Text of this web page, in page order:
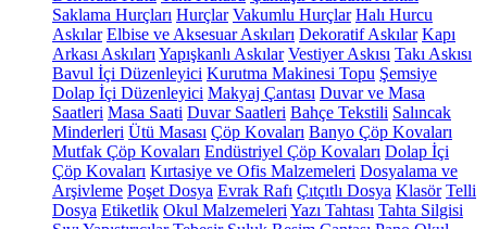
Saklama Hurçları Hurçlar Vakumlu Hurçlar Halı Hurcu
Askılar Elbise ve Aksesuar Askıları Dekoratif Askılar Kapı
Arkası Askıları Yapışkanlı Askılar Vestiyer Askısı Takı Askısı
Bavul İçi Düzenleyici Kurutma Makinesi Topu Şemsiye
Dolap İçi Düzenleyici Makyaj Çantası Duvar ve Masa
Saatleri Masa Saati Duvar Saatleri Bahçe Tekstili Salıncak
Minderleri Ütü Masası Çöp Kovaları Banyo Çöp Kovaları
Mutfak Çöp Kovaları Endüstriyel Çöp Kovaları Dolap İçi
Çöp Kovaları Kırtasiye ve Ofis Malzemeleri Dosyalama ve
Arşivleme Poşet Dosya Evrak Rafı Çıtçıtlı Dosya Klasör Telli
Dosya Etiketlik Okul Malzemeleri Yazı Tahtası Tahta Silgisi